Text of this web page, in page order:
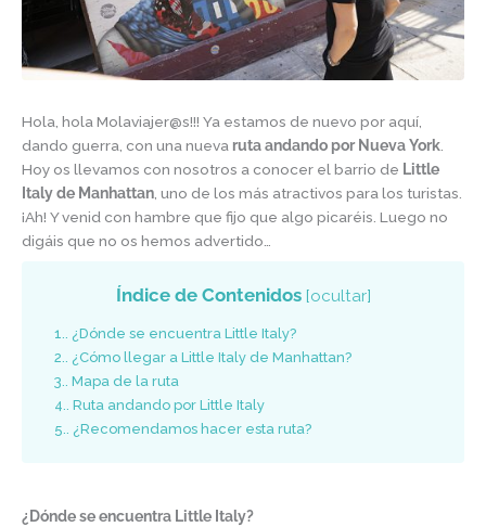
Hola, hola Molaviajer@s!!! Ya estamos de nuevo por aquí,
dando guerra, con una nueva ruta andando por Nueva York
Hoy os llevamos con nosotros a conocer el barrio de Little
Italy de Manhattan , uno de los más atractivos para los turistas.
¡Ah! Y venid con hambre que fijo que algo picaréis. Luego no
digáis que no os hemos advertido…
Índice de Contenidos [ocultar]
1. ¿Dónde se encuentra Little Italy?
2. ¿Cómo llegar a Little Italy de Manhattan?
3. Mapa de la ruta
4. Ruta andando por Little Italy
5. ¿Recomendamos hacer esta ruta?
¿Dónde se encuentra Little Italy?